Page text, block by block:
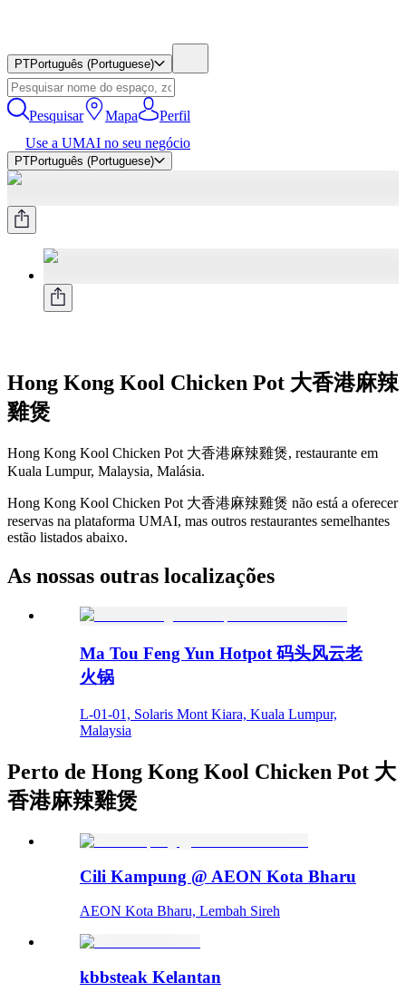
PTPortuguês (Portuguese)
Pesquisar Mapa
Perfil
Use a UMAI no seu negócio
PTPortuguês (Portuguese)
Hong Kong Kool Chicken Pot 大香港麻辣
雞煲
Hong Kong Kool Chicken Pot 大香港麻辣雞煲, restaurante em
Kuala Lumpur, Malaysia, Malásia.
Hong Kong Kool Chicken Pot 大香港麻辣雞煲 não está a oferecer
reservas na plataforma UMAI, mas outros restaurantes semelhantes
estão listados abaixo.
As nossas outras localizações
Ma Tou Feng Yun Hotpot 码头风云老
火锅
L-01-01, Solaris Mont Kiara, Kuala Lumpur,
Malaysia
Perto de Hong Kong Kool Chicken Pot 大
香港麻辣雞煲
Cili Kampung @ AEON Kota Bharu
AEON Kota Bharu, Lembah Sireh
kbbsteak Kelantan